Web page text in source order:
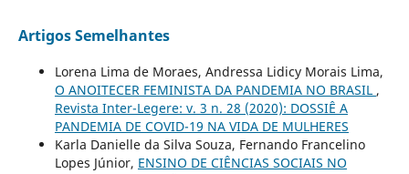
Artigos Semelhantes
Lorena Lima de Moraes, Andressa Lidicy Morais Lima,
O ANOITECER FEMINISTA DA PANDEMIA NO BRASIL ,
Revista Inter-Legere: v. 3 n. 28 (2020): DOSSIÊ A
PANDEMIA DE COVID-19 NA VIDA DE MULHERES
Karla Danielle da Silva Souza, Fernando Francelino
Lopes Júnior, ENSINO DE CIÊNCIAS SOCIAIS NO